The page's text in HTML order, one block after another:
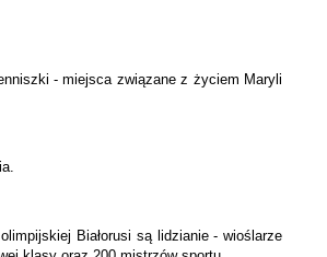
- miejsca związane z życiem Maryli
Białorusi są lidzianie - wioślarze